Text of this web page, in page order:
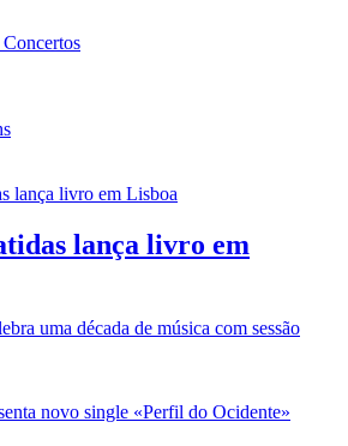
lança livro em
uma década de música com sessão